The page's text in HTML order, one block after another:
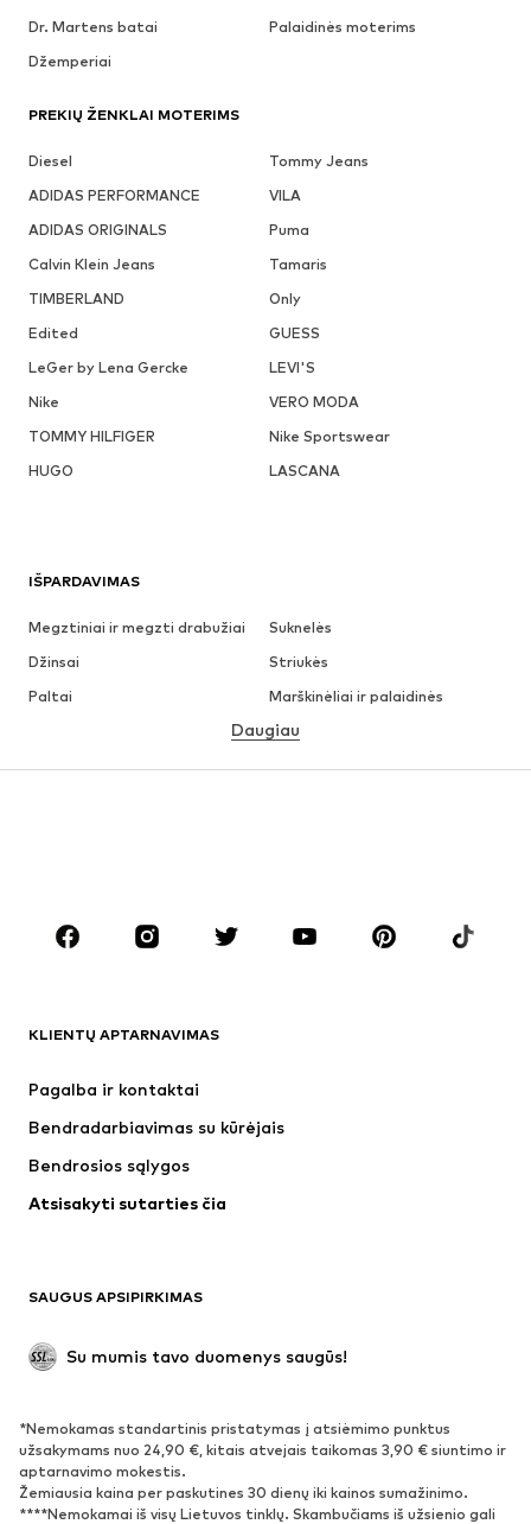
Dr. Martens batai
Palaidinės moterims
Džemperiai
PREKIŲ ŽENKLAI MOTERIMS
Diesel
Tommy Jeans
ADIDAS PERFORMANCE
VILA
ADIDAS ORIGINALS
Puma
Calvin Klein Jeans
Tamaris
TIMBERLAND
Only
Edited
GUESS
LeGer by Lena Gercke
LEVI'S
Nike
VERO MODA
TOMMY HILFIGER
Nike Sportswear
HUGO
LASCANA
IŠPARDAVIMAS
Megztiniai ir megzti drabužiai
Suknelės
Džinsai
Striukės
Paltai
Marškinėliai ir palaidinės
Apatiniai
Aksesuarai
Premium
Naujienos
Marškinėliai ir palaidinės
Striukės
Megztiniai ir megzti drabužiai
Apatiniai
Paltai
Proginiai
Išskirtiniai
BATAI
Naujienos
Sportbačiai
Aulinukai
Daugiau
KLIENTŲ APTARNAVIMAS
Pagalba ir kontaktai
Bendradarbiavimas su kūrėjais
Bendrosios sąlygos
Atsisakyti sutarties čia
SAUGUS APSIPIRKIMAS
Su mumis tavo duomenys saugūs!
*Nemokamas standartinis pristatymas į atsiėmimo punktus
užsakymams nuo 24,90 €, kitais atvejais taikomas 3,90 € siuntimo ir
aptarnavimo mokestis.
Žemiausia kaina per paskutines 30 dienų iki kainos sumažinimo.
****Nemokamai iš visų Lietuvos tinklų. Skambučiams iš užsienio gali